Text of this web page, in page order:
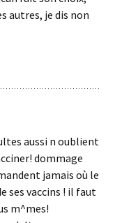
autres, je dis non
aussi n oublient
dommage
jamais où le
ses vaccins ! il faut
m^mes!